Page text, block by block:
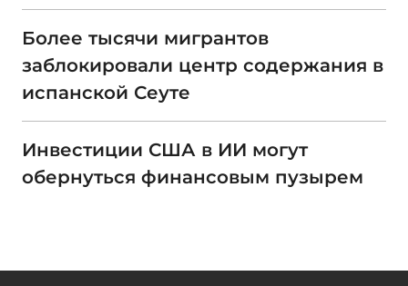
Более тысячи мигрантов
заблокировали центр содержания в
испанской Сеуте
Инвестиции США в ИИ могут
обернуться финансовым пузырем